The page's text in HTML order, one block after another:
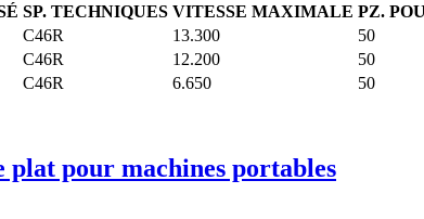
SP. TECHNIQUES VITESSE MAXIMALE PZ.
C46R 13.300
50
C46R 12.200
50
C46R 6.650 50
plat pour machines portables